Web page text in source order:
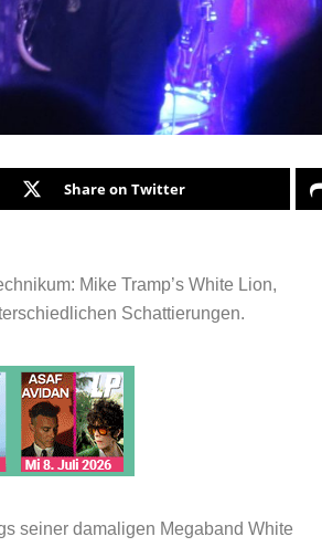
Share on Twitter
Mike Tramp’s White Lion,
Schattierungen.
seiner damaligen Megaband White